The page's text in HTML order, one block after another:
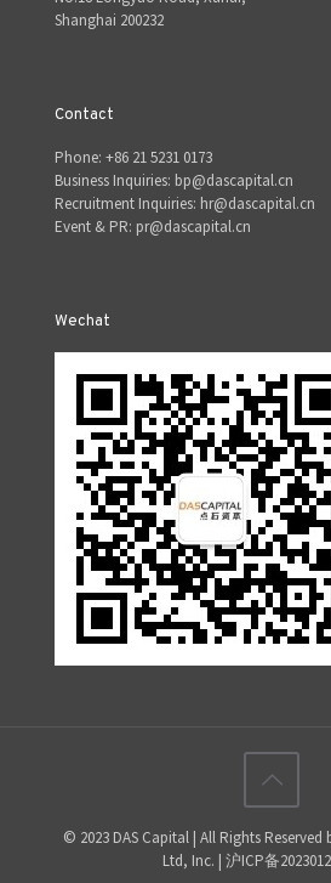
Shanghai 200232
Contact
Phone: +86 21 5231 0173
Business Inquiries: bp@dascapital.cn
Recruitment Inquiries: hr@dascapital.cn
Event & PR: pr@dascapital.cn
Wechat
© 2023 DAS Capital | All Rights
Ltd, Inc. | 沪ICP备